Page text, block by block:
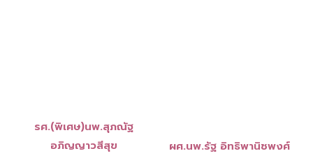
รศ.(พิเศษ)นพ.สุภณัฐ
อภิญญาวสีสุข
ผศ.นพ.รัฐ อิทธิพานิชพงศ์